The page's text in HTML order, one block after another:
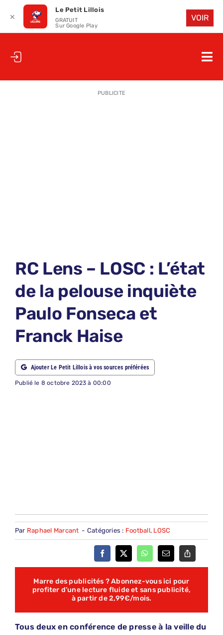
à
NOUS
PUBLICITE
RC Lens – LOSC : L’état
de la pelouse inquiète
Paulo Fonseca et
Franck Haise
Ajouter Le Petit Lillois à vos sources préférées
Publié le 8 octobre 2023 à 00:00
Par Raphael Marcant - Catégories : Football, LOSC
Marre des publicités ? Abonnez-vous ici pour
profiter d’une lecture fluide et sans publicité,
à partir de 2,99€/mois.
Tous deux en conférence de presse à la veille du
✕
Le Petit Lillois
GRATUIT
Sur Google Play
VOIR